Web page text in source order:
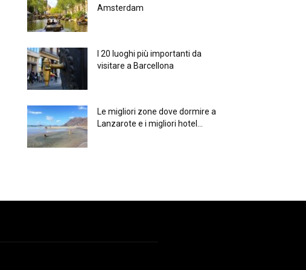
Amsterdam
I 20 luoghi più importanti da
visitare a Barcellona
Le migliori zone dove dormire a
Lanzarote e i migliori hotel...